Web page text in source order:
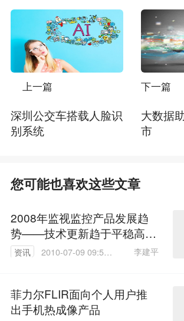
上一篇
深圳公交车搭载人脸识
别系统
下一篇
大数据
市
您可能也喜欢这些文章
2008年监视监控产品发展趋
势——技术更新趋于平稳高清
革命精彩纷呈
资讯
2010-07-09 09:56:
李建平
菲力尔FLIR面向个人用户推
出手机热成像产品